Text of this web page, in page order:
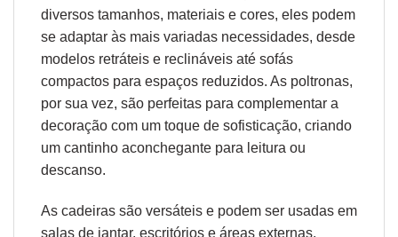
diversos tamanhos, materiais e cores, eles podem
se adaptar às mais variadas necessidades, desde
modelos retráteis e reclináveis até sofás
compactos para espaços reduzidos. As poltronas,
por sua vez, são perfeitas para complementar a
decoração com um toque de sofisticação, criando
um cantinho aconchegante para leitura ou
descanso.
As cadeiras são versáteis e podem ser usadas em
salas de jantar, escritórios e áreas externas.